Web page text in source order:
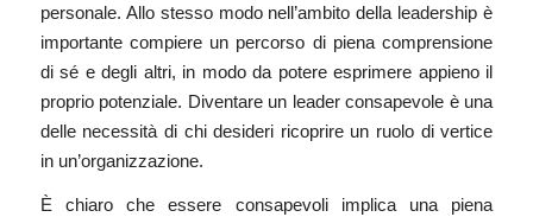
personale. Allo stesso modo nell’ambito della leadership è
importante compiere un percorso di piena comprensione
di sé e degli altri, in modo da potere esprimere appieno il
proprio potenziale. Diventare un leader consapevole è una
delle necessità di chi desideri ricoprire un ruolo di vertice
in un’organizzazione.
È chiaro che essere consapevoli implica una piena